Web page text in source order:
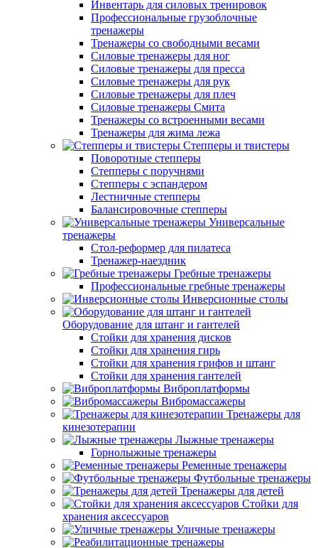
Инвентарь для силовых тренировок
Профессиональные грузоблочные
тренажеры
Тренажеры со свободными весами
Силовые тренажеры для ног
Силовые тренажеры для пресса
Силовые тренажеры для рук
Силовые тренажеры для плеч
Силовые тренажеры Смита
Тренажеры со встроенными весами
Тренажеры для жима лежа
Степперы и твистеры
Поворотные степперы
Степперы с поручнями
Степперы с эспандером
Лестничные степперы
Балансировочные степперы
Универсальные
тренажеры
Стол-реформер для пилатеса
Тренажер-наездник
Гребные тренажеры
Профессиональные гребные тренажеры
Инверсионные столы
Оборудование для штанг и гантелей
Стойки для хранения дисков
Стойки для хранения гирь
Стойки для хранения грифов и штанг
Стойки для хранения гантелей
Виброплатформы
Вибромассажеры
Тренажеры для
кинезотерапии
Лыжные тренажеры
Горнолыжные тренажеры
Ременные тренажеры
Футбольные тренажеры
Тренажеры для детей
Стойки для
хранения аксессуаров
Уличные тренажеры